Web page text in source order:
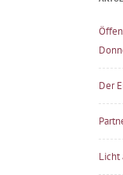
Der
Licht